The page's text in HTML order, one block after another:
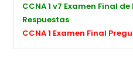
CCNA 1 v7 Examen Final
Respuestas
CCNA 1 Examen Final